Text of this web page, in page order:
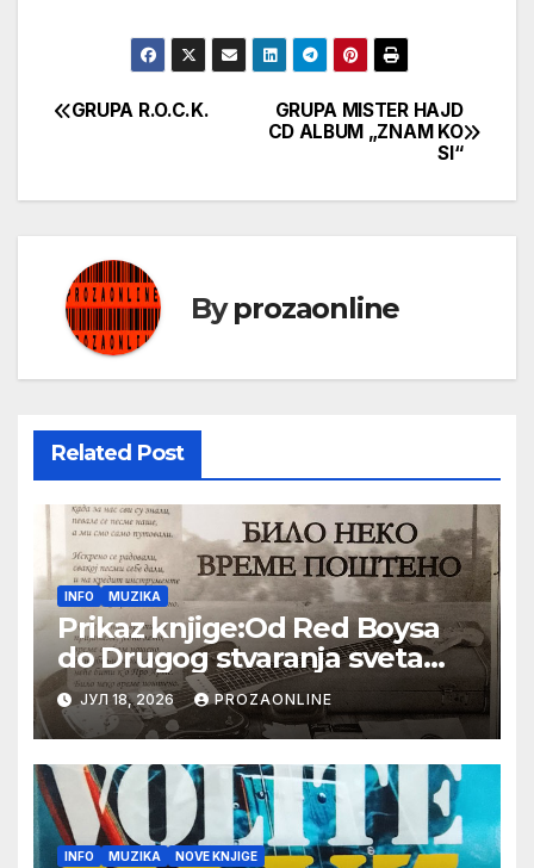
Кретање
GRUPA MISTER HAJD
CD ALBUM „ZNAM KO
SI“
GRUPA R.O.C.K.
Byprozaonline
Related Post
INFO MUZIKA
Prikaz knjige:Od Red Boysa
do Drugog stvaranja sveta
(bilo neko vreme pošteno)
(autor- Zlatomira Sremca,
Botoš 2022. godine, samizdat)
ЈУЛ 18, 2026 PROZAONLINE
INFO MUZIKA NOVE KNJIGE